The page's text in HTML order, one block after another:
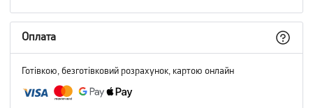
Оплата
Готівкою, безготівковий розрахунок, картою онлайн